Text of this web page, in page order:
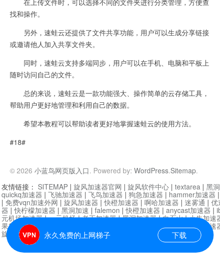
在上传文件时，可以选择不同的文件夹进行分类管理，方便查
找和操作。
另外，速蛙云还提供了文件共享功能，用户可以生成分享链接
或邀请他人加入共享文件夹。
同时，速蛙云支持多端同步，用户可以在手机、电脑和平板上
随时访问自己的文件。
总的来说，速蛙云是一款功能强大、操作简单的云存储工具，
帮助用户更好地管理和利用自己的数据。
希望本教程可以帮助读者更好地掌握速蛙云的使用方法。
#18#
© 2026 小蓝鸟网页版入口. Powered by: WordPress.Sitemap.
永久免费的上网梯子 下载
友情链接： SITEMAP | 旋风加速器官网 | 旋风软件中心 | textarea | 黑
quickq加速器 | 飞驰加速器 | 飞鸟加速器 | 狗急加速器 | hammer加速器
| 免费vqn加速外网 | 旋风加速器 |快橙加速器 | 啊哈加速器 | 迷雾通 | 优
器 |快柠檬加速器 | 黑洞加速 | falemon |快橙加速器 | anycast加速器 |
元机场加速器|一元机场|老王加速器|黑洞加速器|白石山|小牛加速
果加速器|黑洞加速 海鸥加速器|芒果加速
旋风加速器度器|哔咔漫画 |PicACG